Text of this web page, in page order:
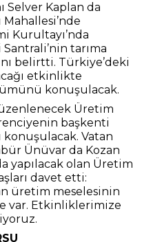
Selver Kaplan da
Kurultayı’nda
tarıma
belirtti. Türkiye’deki
etkinlikte
konuşulacak.
Üretim
başkenti
Vatan
Ünüvar da Kozan
yapılacak olan Üretim
davet etti:
üretim meselesinin
var. Etkinliklerimize